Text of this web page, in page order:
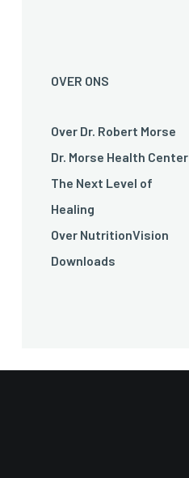
OVER ONS
Over Dr. Robert Morse
Dr. Morse Health Center
The Next Level of
Healing
Over NutritionVision
Downloads